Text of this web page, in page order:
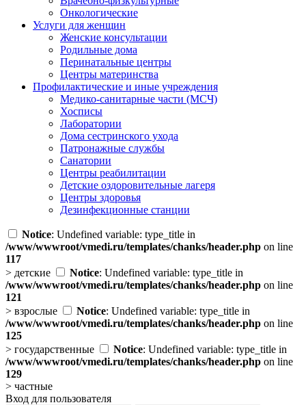
Онкологические
Услуги для женщин
Женские консультации
Родильные дома
Перинатальные центры
Центры материнства
Профилактические и иные учреждения
Медико-санитарные части (МСЧ)
Хосписы
Лаборатории
Дома сестринского ухода
Патронажные службы
Санатории
Центры реабилитации
Детские оздоровительные лагеря
Центры здоровья
Дезинфекционные станции
Notice: Undefined variable: type_title in
/www/wwwroot/vmedi.ru/templates/chanks/header.php on line
117
> детские Notice: Undefined variable: type_title in
/www/wwwroot/vmedi.ru/templates/chanks/header.php on line
121
> взрослые Notice: Undefined variable: type_title in
/www/wwwroot/vmedi.ru/templates/chanks/header.php on line
125
> государственные Notice: Undefined variable: type_title in
/www/wwwroot/vmedi.ru/templates/chanks/header.php on line
129
> частные
Вход для пользователя